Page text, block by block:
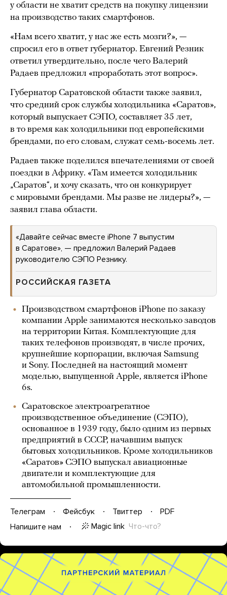
у области не хватит средств на покупку лицензии
на производство таких смартфонов.
«Нам всего хватит, у нас же есть мозги?», —
спросил его в ответ губернатор. Евгений Резник
ответил утвердительно, после чего Валерий
Радаев предложил «проработать этот вопрос».
Губернатор Саратовской области также заявил,
что средний срок службы холодильника «Саратов»,
который выпускает СЭПО, составляет 35 лет,
в то время как холодильники под европейскими
брендами, по его словам, служат семь-восемь лет.
Радаев также поделился впечателениями от своей
поездки в Африку. «Там имеется холодильник
„Саратов“, и хочу сказать, что он конкурирует
с мировыми брендами. Мы разве не лидеры?», —
заявил глава области.
«Давайте сейчас вместе iPhone 7 выпустим
в Саратове», — предложил Валерий Радаев
руководителю СЭПО Резнику.
РОССИЙСКАЯ ГАЗЕТА
Производством смартфонов iPhone по заказу
компании Apple занимаются несколько заводов
на территории Китая. Комплектующие для
таких телефонов производят, в числе прочих,
крупнейшие корпорации, включая Samsung
и Sony. Последней на настоящий момент
моделью, выпущенной Apple, является iPhone
6s.
Саратовское электроагрегатное
производственное объединение (СЭПО),
основанное в 1939 году, было одним из первых
предприятий в СССР, начавшим выпуск
бытовых холодильников. Кроме холодильников
«Саратов» СЭПО выпускал авиационные
двигатели и комплектующие для
автомобильной промышленности.
Телеграм Фейсбук Твиттер
PDF
Напишите нам
Magic link Что-что?